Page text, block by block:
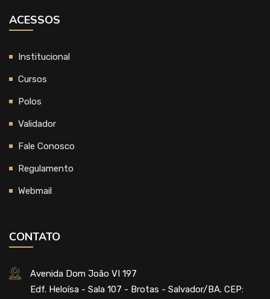
ACESSOS
Institucional
Cursos
Polos
Validador
Fale Conosco
Regulamento
Webmail
CONTATO
Avenida Dom João VI 197
Edf. Heloísa - Sala 107 - Brotas - Salvador/BA. CEP: